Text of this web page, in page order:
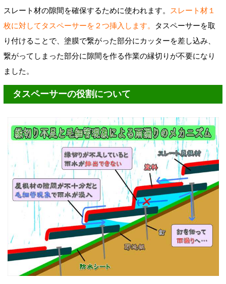
スレート材の隙間を確保するために使われます。
スレート材１
枚に対してタスペーサーを２つ挿入します。
タスペーサーを取
り付けることで、塗膜で繋がった部分にカッターを差し込み、
繋がってしまった部分に隙間を作る作業の縁切りが不要になり
ました。
タスペーサーの役割について